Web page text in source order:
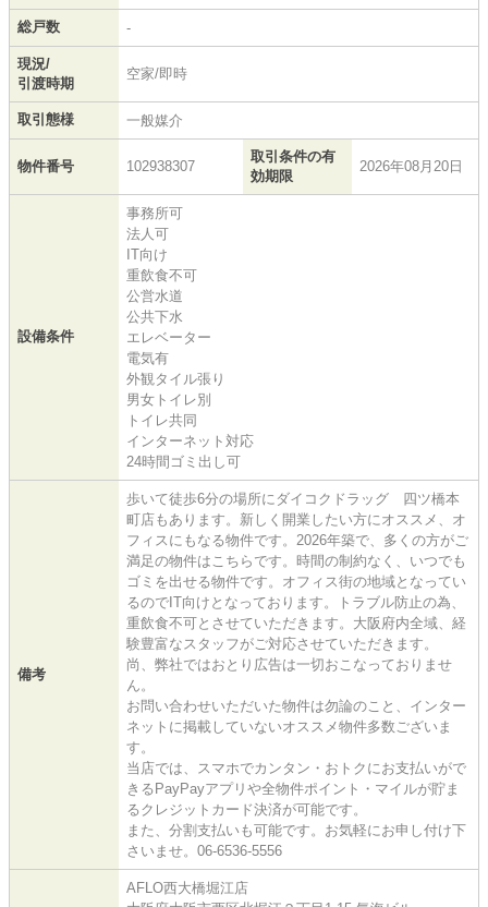
総戸数 -
現況/
引渡時期
空家/即時
取引態様 一般媒介
物件番号 102938307
取引条件の有
効期限
2026年08月20日
設備条件
事務所可
法人可
IT向け
重飲食不可
公営水道
公共下水
エレベーター
電気有
外観タイル張り
男女トイレ別
トイレ共同
インターネット対応
24時間ゴミ出し可
備考
歩いて徒歩6分の場所にダイコクドラッグ 四ツ橋本
町店もあります。新しく開業したい方にオススメ、オ
フィスにもなる物件です。2026年築で、多くの方がご
満足の物件はこちらです。時間の制約なく、いつでも
ゴミを出せる物件です。オフィス街の地域となってい
るのでIT向けとなっております。トラブル防止の為、
重飲食不可とさせていただきます。大阪府内全域、経
験豊富なスタッフがご対応させていただきます。
尚、弊社ではおとり広告は一切おこなっておりませ
ん。
お問い合わせいただいた物件は勿論のこと、インター
ネットに掲載していないオススメ物件多数ございま
す。
当店では、スマホでカンタン・おトクにお支払いがで
きるPayPayアプリや全物件ポイント・マイルが貯ま
るクレジットカード決済が可能です。
また、分割支払いも可能です。お気軽にお申し付け下
さいませ。06-6536-5556
AFLO西大橋堀江店